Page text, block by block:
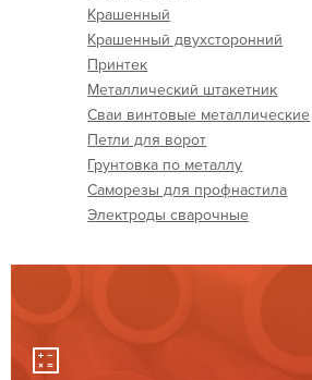
Крашенный
Крашенный двухсторонний
Принтек
Металлический штакетник
Сваи винтовые металлические
Петли для ворот
Грунтовка по металлу
Саморезы для профнастила
Электроды сварочные